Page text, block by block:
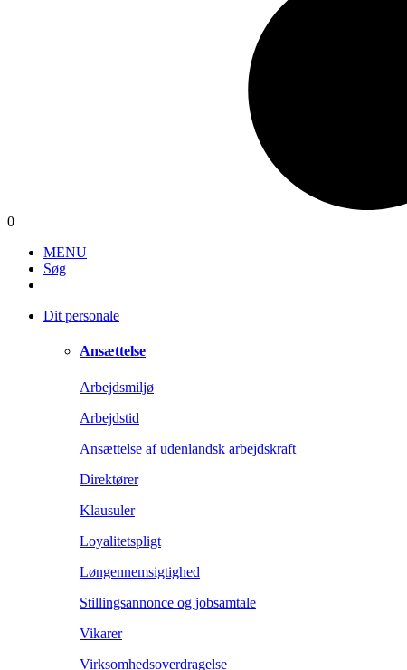
0
MENU
Søg
Dit personale
Ansættelse
Arbejdsmiljø
Arbejdstid
Ansættelse af udenlandsk arbejdskraft
Direktører
Klausuler
Loyalitetspligt
Løngennemsigtighed
Stillingsannonce og jobsamtale
Vikarer
Virksomhedsoverdragelse